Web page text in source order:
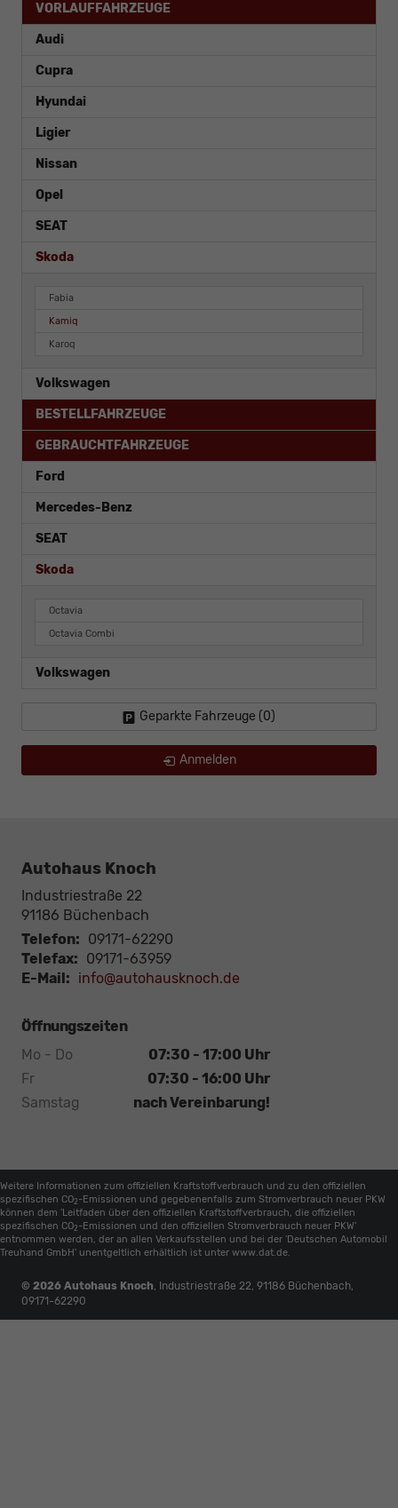
VORLAUFFAHRZEUGE
Audi
Cupra
Hyundai
Ligier
Nissan
Opel
SEAT
Skoda
Fabia
Kamiq
Karoq
Volkswagen
BESTELLFAHRZEUGE
GEBRAUCHTFAHRZEUGE
Ford
Mercedes-Benz
SEAT
Skoda
Octavia
Octavia Combi
Volkswagen
Geparkte Fahrzeuge (0)
Anmelden
Autohaus Knoch
Industriestraße 22
91186 Büchenbach
Telefon: 09171-62290
Telefax: 09171-63959
E-Mail: info@autohausknoch.de
Öffnungszeiten
Mo - Do
07:30 - 17:00 Uhr
Fr
07:30 - 16:00 Uhr
Samstag
nach Vereinbarung!
Weitere Informationen zum offiziellen Kraftstoffverbrauch und zu den offiziellen
spezifischen CO2 -Emissionen und gegebenenfalls zum Stromverbrauch neuer PKW
können dem 'Leitfaden über den offiziellen Kraftstoffverbrauch, die offiziellen
spezifischen CO2 -Emissionen und den offiziellen Stromverbrauch neuer PKW'
entnommen werden, der an allen Verkaufsstellen und bei der 'Deutschen Automobil
Treuhand GmbH' unentgeltlich erhältlich ist unter www.dat.de.
© 2026 Autohaus Knoch, Industriestraße 22, 91186 Büchenbach,
09171-62290